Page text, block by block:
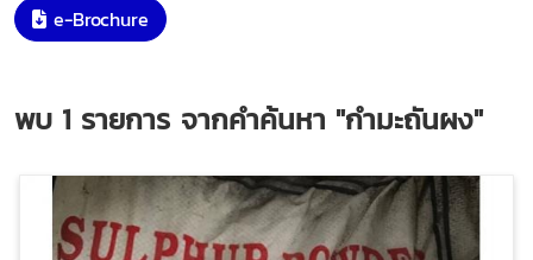
e-Brochure
พบ 1 รายการ จากคำค้นหา "กำมะถันผง"